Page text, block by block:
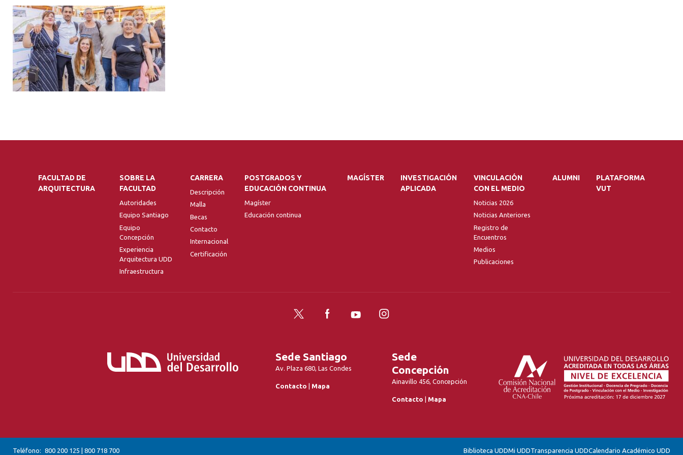
FACULTAD DE
ARQUITECTURA
SOBRE LA
FACULTAD
Autoridades
Equipo Santiago
Equipo
Concepción
Experiencia
Arquitectura UDD
Infraestructura
CARRERA
Descripción
Malla
Becas
Contacto
Internacional
Certificación
POSTGRADOS Y
EDUCACIÓN CONTINUA
Magíster
Educación continua
MAGÍSTER
INVESTIGACIÓN
APLICADA
VINCULACIÓN
CON EL MEDIO
Noticias 2026
Noticias Anteriores
Registro de
Encuentros
Medios
Publicaciones
ALUMNI
PLATAFORMA
VUT
Twitter FacebookYouTubeInstagram
Sede Santiago
Av. Plaza 680, Las Condes
Contacto | Mapa
Sede
Concepción
Ainavillo 456, Concepción
Contacto | Mapa
Teléfono: 800 200 125 | 800 718 700 Biblioteca UDDMi UDDTransparencia UDDCalendario Académico UDD